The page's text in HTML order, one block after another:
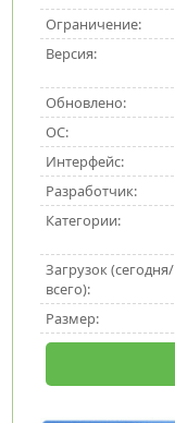
Ограничение:
Версия:
Обновлено:
ОС:
Интерфейс:
Разработчик:
Категории:
Загрузок (сегодня/
всего):
Размер: